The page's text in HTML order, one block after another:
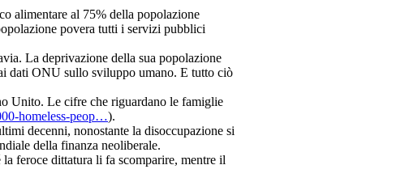
alimentare al 75% della popolazione
povera tutti i servizi pubblici
La deprivazione della sua popolazione
dati ONU sullo sviluppo umano. E tutto ciò
Unito. Le cifre che riguardano le famiglie
homeless-peop…).
decenni, nonostante la disoccupazione si
della finanza neoliberale.
feroce dittatura li fa scomparire, mentre il